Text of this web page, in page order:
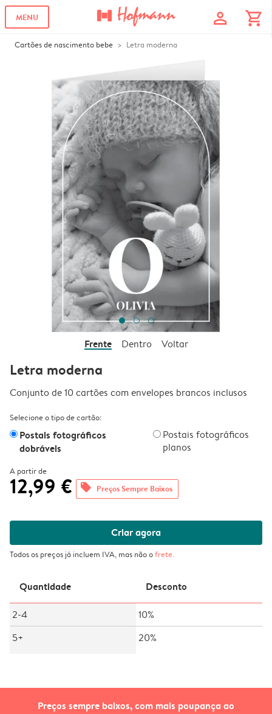
MENU profile shopping_cart
Cartões de nascimento bebe Letra moderna
Preços sempre baixos, com mais poupança ao
Frente Dentro Voltar
Letra moderna
Conjunto de 10 cartões com envelopes brancos inclusos
Selecione o tipo de cartão:
Postais fotográficos
dobráveis
Postais fotográficos
planos
A partir de
12,99 € offers Preços Sempre Baixos
Criar agora
Todos os preços já incluem IVA, mas não ofrete.
Quantidade Desconto
2-4
10%
5+
20%